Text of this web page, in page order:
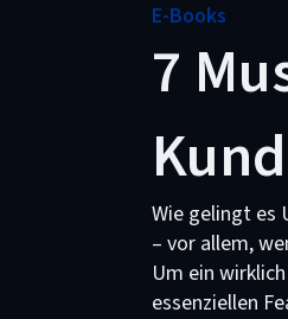
E-Books
7
Wie gelingt es
– vor allem,
Um ein
essenziellen